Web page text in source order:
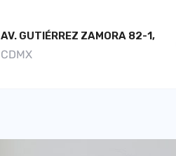
AV. GUTIÉRREZ ZAMORA 82-1,
CDMX